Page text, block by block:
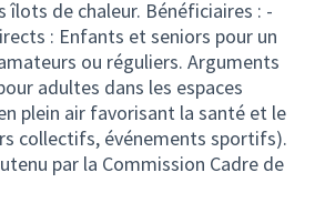
de chaleur. Bénéficiaires : -
: Enfants et seniors pour un
ou réguliers. Arguments
adultes dans les espaces
plein air favorisant la santé et le
collectifs, événements sportifs).
par la Commission Cadre de